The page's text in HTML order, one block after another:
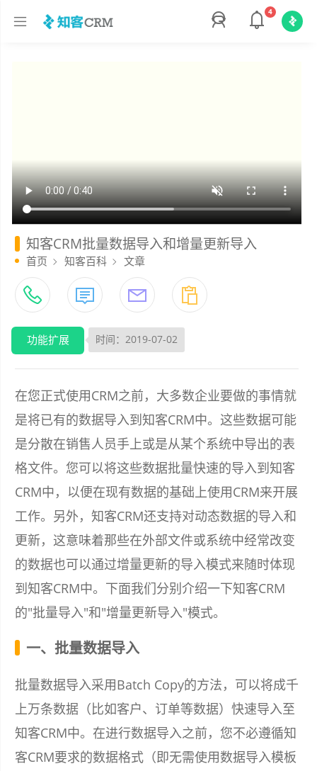
4
知客CRM批量数据导入和增量更新导入
首页 知客百科 文章
功能扩展 时间：2019-07-02
在您正式使用CRM之前，大多数企业要做的事情就
是将已有的数据导入到知客CRM中。这些数据可能
是分散在销售人员手上或是从某个系统中导出的表
格文件。您可以将这些数据批量快速的导入到知客
CRM中，以便在现有数据的基础上使用CRM来开展
工作。另外，知客CRM还支持对动态数据的导入和
更新，这意味着那些在外部文件或系统中经常改变
的数据也可以通过增量更新的导入模式来随时体现
到知客CRM中。下面我们分别介绍一下知客CRM
的"批量导入"和"增量更新导入"模式。
一、批量数据导入
批量数据导入采用Batch Copy的方法，可以将成千
上万条数据（比如客户、订单等数据）快速导入至
知客CRM中。在进行数据导入之前，您不必遵循知
客CRM要求的数据格式（即无需使用数据导入模板